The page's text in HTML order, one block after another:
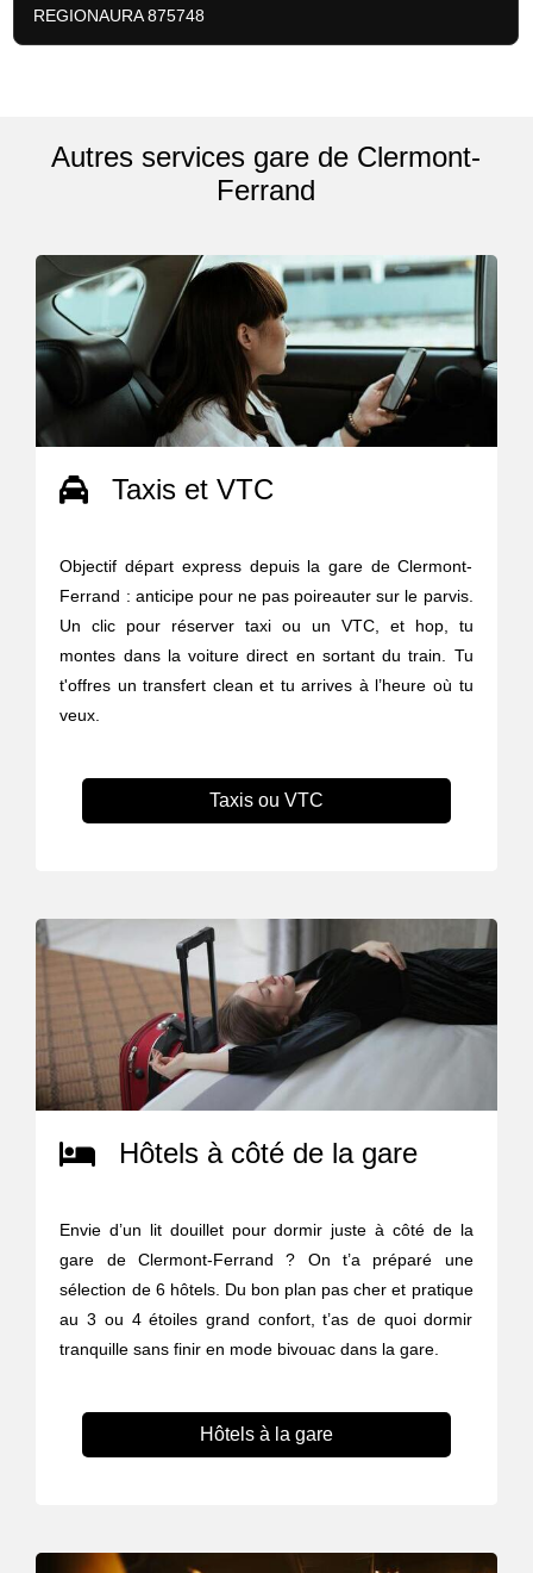
REGIONAURA 875748
Autres services gare de Clermont-
Ferrand
Taxis et VTC
Objectif départ express depuis la gare de Clermont-
Ferrand : anticipe pour ne pas poireauter sur le parvis.
Un clic pour réserver taxi ou un VTC, et hop, tu
montes dans la voiture direct en sortant du train. Tu
t'offres un transfert clean et tu arrives à l’heure où tu
veux.
Taxis ou VTC
Hôtels à côté de la gare
Envie d’un lit douillet pour dormir juste à côté de la
gare de Clermont-Ferrand ? On t’a préparé une
sélection de 6 hôtels. Du bon plan pas cher et pratique
au 3 ou 4 étoiles grand confort, t’as de quoi dormir
tranquille sans finir en mode bivouac dans la gare.
Hôtels à la gare